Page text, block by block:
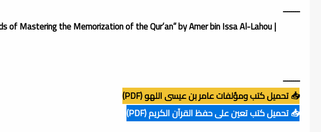
ــــــــ
of Mastering the Memorization of the Qur’an” by Amer bin Issa Al-Lahou |
ــــــــ
📥 تحميل كتب ومؤلفات عامر بن عيسى اللهو (PDF)
📥 تحميل كتب تعين على حفظ القرآن الكريم (PDF)